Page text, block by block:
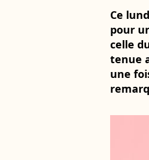
Ce
pour
celle
tenue
une